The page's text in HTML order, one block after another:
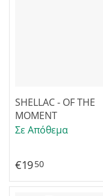
SHELLAC - OF THE
MOMENT
Σε Απόθεμα
€1950